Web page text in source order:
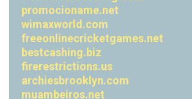
promocioname.net
wimaxworld.com
freeonlinecricketgames.net
bestcashing.biz
firerestrictions.us
archiesbrooklyn.com
muambeiros.net